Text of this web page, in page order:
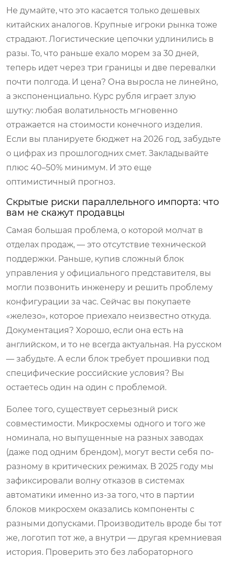
Не думайте, что это касается только дешевых
китайских аналогов. Крупные игроки рынка тоже
страдают. Логистические цепочки удлинились в
разы. То, что раньше ехало морем за 30 дней,
теперь идет через три границы и две перевалки
почти полгода. И цена? Она выросла не линейно,
а экспоненциально. Курс рубля играет злую
шутку: любая волатильность мгновенно
отражается на стоимости конечного изделия.
Если вы планируете бюджет на 2026 год, забудьте
о цифрах из прошлогодних смет. Закладывайте
плюс 40–50% минимум. И это еще
оптимистичный прогноз.
Скрытые риски параллельного импорта: что
вам не скажут продавцы
Самая большая проблема, о которой молчат в
отделах продаж, — это отсутствие технической
поддержки. Раньше, купив сложный блок
управления у официального представителя, вы
могли позвонить инженеру и решить проблему
конфигурации за час. Сейчас вы покупаете
«железо», которое приехало неизвестно откуда.
Документация? Хорошо, если она есть на
английском, и то не всегда актуальная. На русском
— забудьте. А если блок требует прошивки под
специфические российские условия? Вы
остаетесь один на один с проблемой.
Более того, существует серьезный риск
совместимости. Микросхемы одного и того же
номинала, но выпущенные на разных заводах
(даже под одним брендом), могут вести себя по-
разному в критических режимах. В 2025 году мы
зафиксировали волну отказов в системах
автоматики именно из-за того, что в партии
блоков микросхем оказались компоненты с
разными допусками. Производитель вроде бы тот
же, логотип тот же, а внутри — другая кремниевая
история. Проверить это без лабораторного